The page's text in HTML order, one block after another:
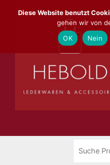
Inhalt
Diese Website benutzt
gehen wir von
OK
Nein